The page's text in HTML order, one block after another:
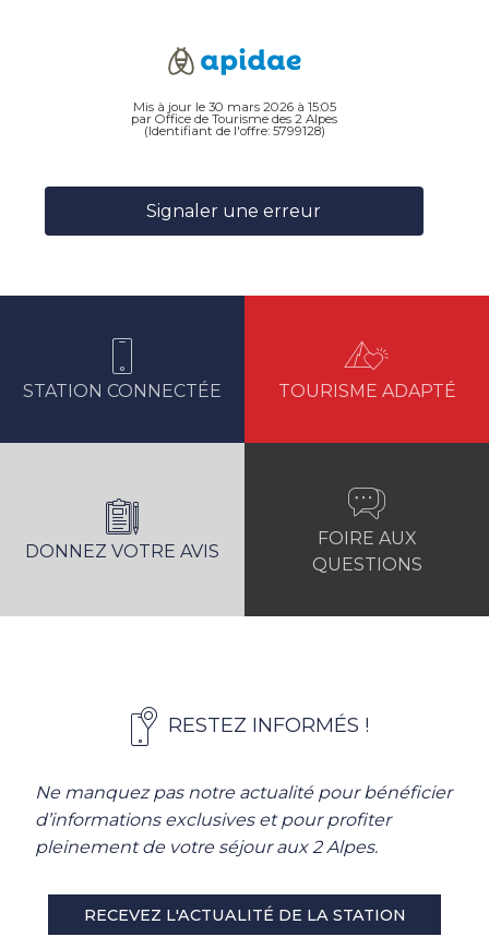
Mis à jour le 30 mars 2026 à 15:05
par Office de Tourisme des 2 Alpes
(Identifiant de l'offre: 5799128)
Signaler une erreur
STATION CONNECTÉE TOURISME ADAPTÉ
DONNEZ VOTRE AVIS
FOIRE AUX
QUESTIONS
RESTEZ INFORMÉS !
Ne manquez pas notre actualité pour bénéficier
d’informations exclusives et pour profiter
pleinement de votre séjour aux 2 Alpes.
RECEVEZ L'ACTUALITÉ DE LA STATION